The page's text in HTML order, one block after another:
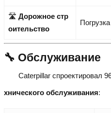
🛣️ Дорожное стр
оительство
🔧 Обслуживание
Caterpillar спроектировал
хнического обслуживания: